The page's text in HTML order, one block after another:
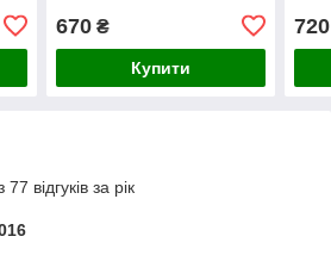
670₴
Купити
720
відгуків за рік